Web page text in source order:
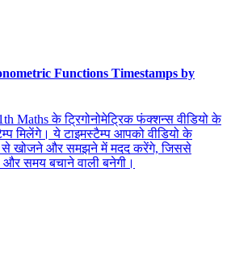
Functions Timestamps by
Maths के ट्रिगोनोमेट्रिक फंक्शन्स वीडियो के
मिलेंगे। ये टाइमस्टैम्प आपको वीडियो के
से खोजने और समझने में मदद करेंगे, जिससे
समय बचाने वाली बनेगी।